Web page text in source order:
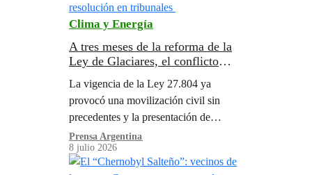
Clima y Energía
A tres meses de la reforma de la
Ley de Glaciares, el conflicto
La vigencia de la Ley 27.804 ya
provocó una movilización civil sin
precedentes y la presentación de
amparos y medidas cautelares en
tribunales federales.
Prensa Argentina
8 julio 2026